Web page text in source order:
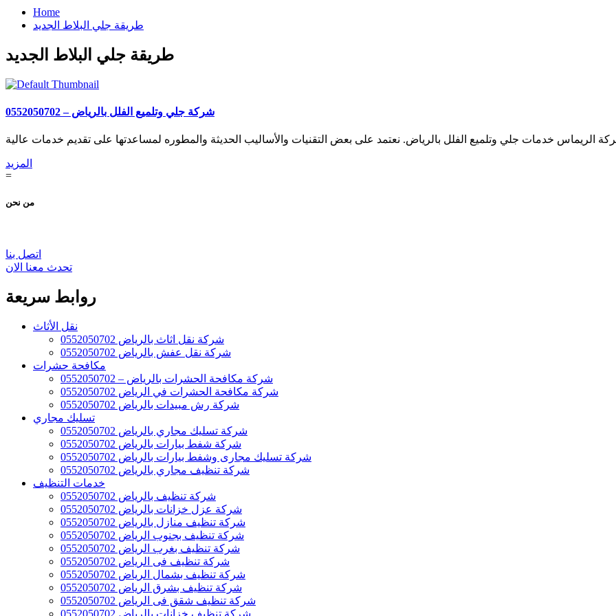
Home
طريقة جلي البلاط الجديد
طريقة جلي البلاط الجديد
شركة جلي وتلميع الفلل بالرياض – 0552050702
المزيد
=
من نحن
اتصل بنا
تحدث معنا الان
روابط سريعة
نقل الأثاث
شركة نقل اثاث بالرياض 0552050702
شركة نقل عفش بالرياض 0552050702
مكافحة حشرات
شركة مكافحة الحشرات بالرياض – 0552050702
شركة مكافحة الحشرات في الرياض 0552050702
شركة رش مبيدات بالرياض 0552050702
تسليك مجاري
شركة تسليك مجاري بالرياض 0552050702
شركة شفط بيارات بالرياض 0552050702
شركة تسليك مجارى وشفط بيارات بالرياض 0552050702
شركة تنظيف مجاري بالرياض 0552050702
خدمات التنظيف
شركة تنظيف بالرياض 0552050702
شركة عزل خزانات بالرياض 0552050702
شركة تنظيف منازل بالرياض 0552050702
شركة تنظيف بجنوب الرياض 0552050702
شركة تنظيف بغرب الرياض 0552050702
شركة تنظيف فى الرياض 0552050702
شركة تنظيف بشمال الرياض 0552050702
شركة تنظيف بشرق الرياض 0552050702
شركة تنظيف شقق فى الرياض 0552050702